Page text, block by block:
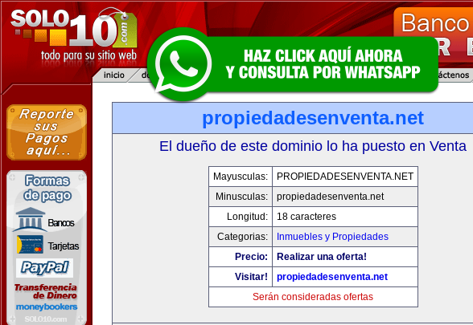
propiedadesenventa.net
El dueño de este dominio lo ha puesto en Venta
Mayusculas:
PROPIEDADESENVENTA.NET
Minusculas:
propiedadesenventa.net
Longitud:
18 caracteres
Categorias:
Inmuebles y Propiedades
Precio:
Realizar una oferta!
Visitar!
propiedadesenventa.net
Serán consideradas ofertas